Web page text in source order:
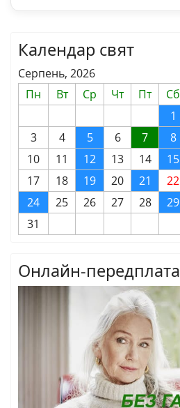
Календар свят
Серпень, 2026
Пн
Вт Ср Чт Пт Сб
1
3
4 5 6 7 8
10
11 12 13 14 15
17
18 19 20 21 22
24
25 26 27 28 29
31
Онлайн-передплата